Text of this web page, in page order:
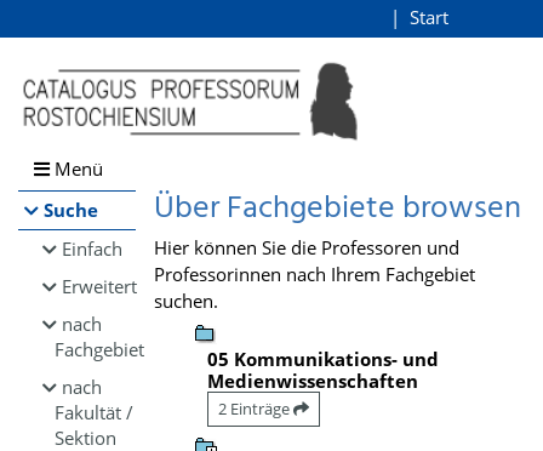
Browsen
direkt zum Inhalt
Start
Menü
Suche
Einfach
Erweitert
nach
Fachgebiet
nach
Fakultät /
Sektion
Über Fachgebiete browsen
Hier können Sie die Professoren und
Professorinnen nach Ihrem Fachgebiet
suchen.
05 Kommunikations- und
Medienwissenschaften
2 Einträge